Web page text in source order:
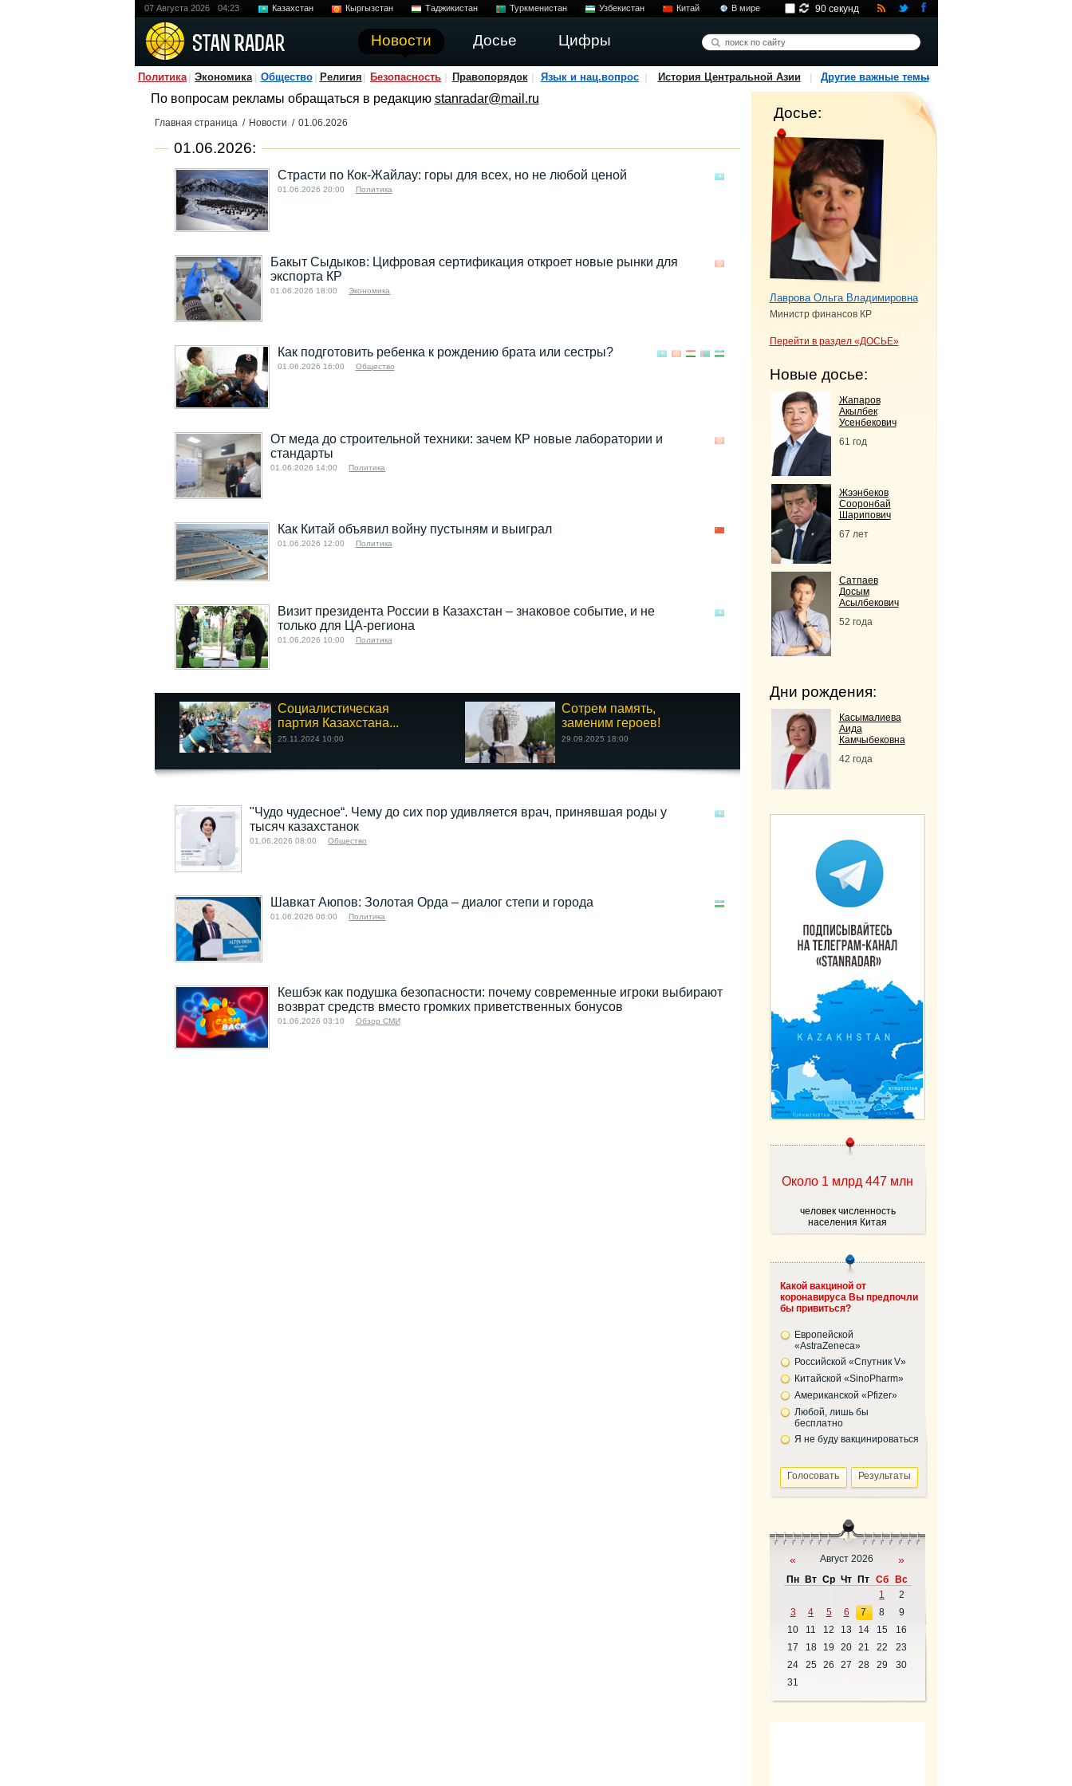
07 Августа 2026 04:23 Казахстан Кыргызстан Таджикистан Туркменистан Узбекистан Китай В мире
Новости Досье Цифры
90 секунд
Политика Экономика Общество Религия Безопасность Правопорядок Язык и нац.вопрос История Центральной Азии Другие важные темы
По вопросам рекламы обращаться в редакцию stanradar@mail.ru
Главная страница / Новости / 01.06.2026
01.06.2026:
Страсти по Кок-Жайлау: горы для всех, но не любой ценой
01.06.2026 20:00 Политика
Бакыт Сыдыков: Цифровая сертификация откроет новые рынки для
экспорта КР
01.06.2026 18:00 Экономика
Как подготовить ребенка к рождению брата или сестры?
01.06.2026 16:00 Общество
От меда до строительной техники: зачем КР новые лаборатории и
стандарты
01.06.2026 14:00 Политика
Как Китай объявил войну пустыням и выиграл
01.06.2026 12:00 Политика
Визит президента России в Казахстан – знаковое событие, и не
только для ЦА-региона
01.06.2026 10:00 Политика
Социалистическая
партия Казахстана...
25.11.2024 10:00
Сотрем память,
заменим героев!
29.09.2025 18:00
"Чудо чудесное“. Чему до сих пор удивляется врач, принявшая роды у
тысяч казахстанок
01.06.2026 08:00 Общество
Шавкат Аюпов: Золотая Орда – диалог степи и города
01.06.2026 06:00 Политика
Кешбэк как подушка безопасности: почему современные игроки выбирают
возврат средств вместо громких приветственных бонусов
01.06.2026 03:10 Обзор СМИ
Досье:
Лаврова Ольга Владимировна
Министр финансов КР
Перейти в раздел «ДОСЬЕ»
Новые досье:
Жапаров
Акылбек
Усенбекович
61 год
Жээнбеков
Сооронбай
Шарипович
67 лет
Сатпаев
Досым
Асылбекович
52 года
Дни рождения:
Касымалиева
Аида
Камчыбековна
42 года
Около 1 млрд 447 млн
человек численность
населения Китая
Какой вакциной от
коронавируса Вы предпочли
бы привиться?
Европейской
«AstraZeneca»
Российской «Спутник V»
Китайской «SinoPharm»
Американской «Pfizer»
Любой, лишь бы
бесплатно
Я не буду вакцинироваться
« Август 2026 »
Пн Вт Ср Чт Пт Сб
Вс
1
2
3
4 5 6 7 8
9
10
11 12 13 14 15
16
17
18 19 20 21 22
23
24
25 26 27 28 29
30
31